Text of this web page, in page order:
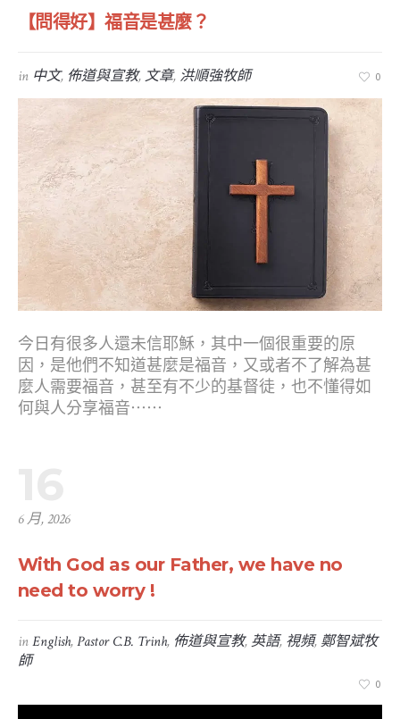
【問得好】福音是甚麼？
in 中文, 佈道與宣教,文章, 洪順強牧師 0
今日有很多人還未信耶穌，其中一個很重要的原
因，是他們不知道甚麼是福音，又或者不了解為甚
麼人需要福音，甚至有不少的基督徒，也不懂得如
何與人分享福音⋯⋯
6 月, 2026
With God as our Father, we have no
need to worry !
inEnglish,Pastor C.B. Trinh, 佈道與宣教,英語, 視頻,鄭智斌牧
師
0